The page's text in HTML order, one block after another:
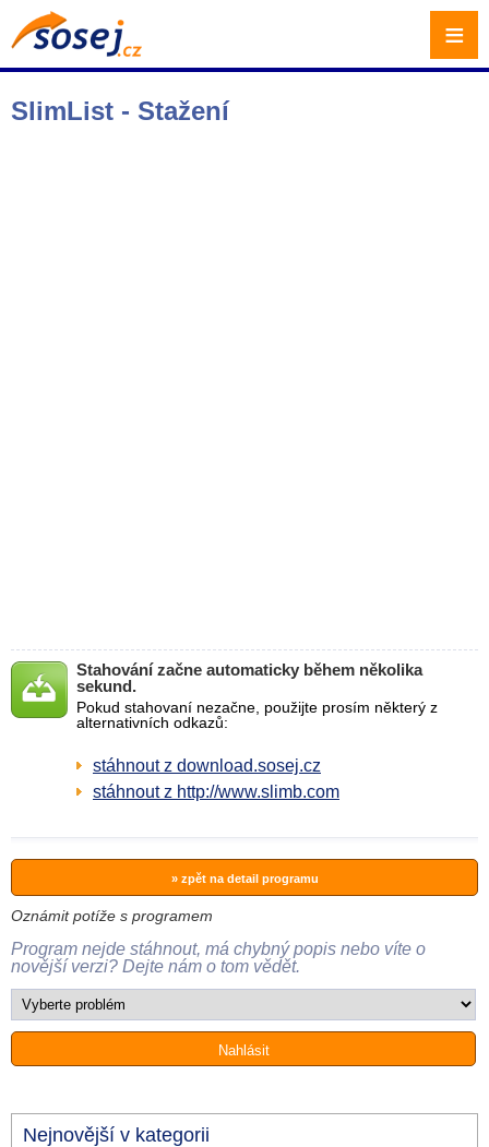
SlimList - Stažení
Stahování začne automaticky během několika
sekund.
Pokud stahovaní nezačne, použijte prosím některý z
alternativních odkazů:
stáhnout z download.sosej.cz
stáhnout z http://www.slimb.com
» zpět na detail programu
Oznámit potíže s programem
Program nejde stáhnout, má chybný popis nebo víte o
novější verzi? Dejte nám o tom vědět.
Nejnovější v kategorii
≡